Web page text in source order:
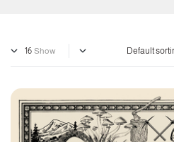
Show